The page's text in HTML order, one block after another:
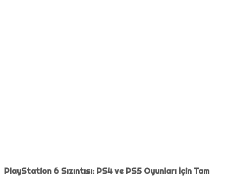
PlayStation 6 Sızıntısı: PS4 ve PS5 Oyunları İçin Tam